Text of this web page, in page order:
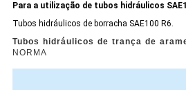
Para a utilização de tubos hidráulicos
Tubos hidráulicos de borracha SAE100 R6.
Tubos hidráulicos de trança de
NORMA